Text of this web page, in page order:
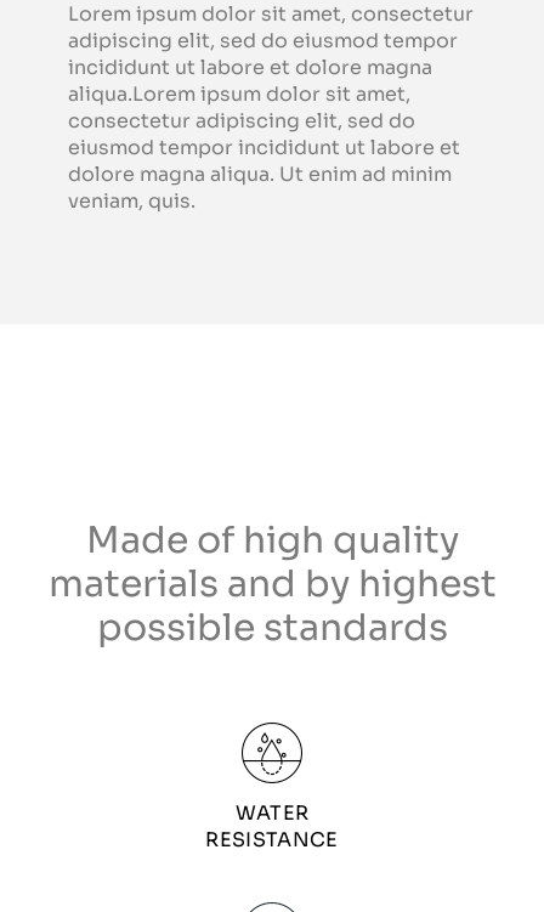
Lorem ipsum dolor sit amet, consectetur
adipiscing elit, sed do eiusmod tempor
incididunt ut labore et dolore magna
aliqua.Lorem ipsum dolor sit amet,
consectetur adipiscing elit, sed do
eiusmod tempor incididunt ut labore et
dolore magna aliqua. Ut enim ad minim
veniam, quis.
Made of high quality
materials and by highest
possible standards
WATER
RESISTANCE